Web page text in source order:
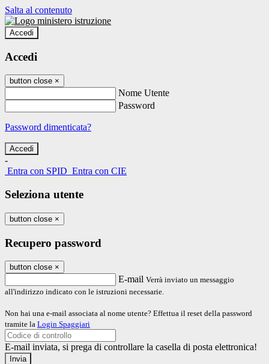
Salta al contenuto
Accedi
Accedi
button close ×
Nome Utente
Password
Password dimenticata?
-
Entra con SPID Entra con CIE
Seleziona utente
button close ×
Recupero password
button close ×
E-mail Verrà inviato un messaggio
all'indirizzo indicato con le istruzioni necessarie.
Non hai una e-mail associata al nome utente? Effettua il reset della password
tramite la Login Spaggiari
E-mail inviata, si prega di controllare la casella di posta elettronica!